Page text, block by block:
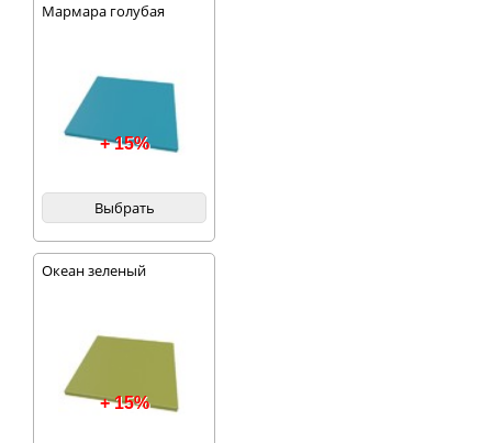
Мармара голубая
+ 15%
Выбрать
Океан зеленый
+ 15%